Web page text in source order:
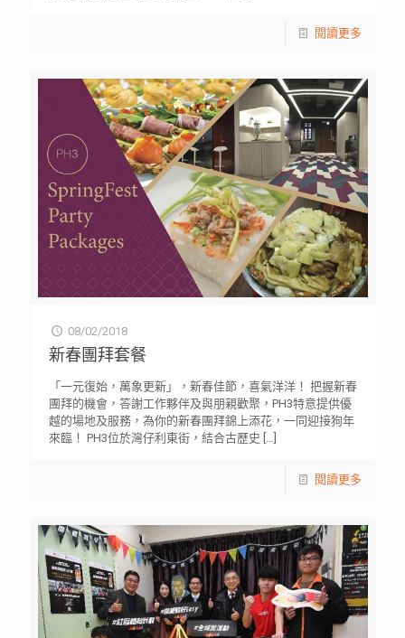
閱讀更多
08/02/2018
新春團拜套餐
「一元復始，萬象更新」，新春佳節，喜氣洋洋！ 把握新春
團拜的機會，答謝工作夥伴及與朋親歡聚，PH3特意提供優
越的場地及服務，為你的新春團拜錦上添花，一同迎接狗年
來臨！ PH3位於灣仔利東街，結合古歷史 […]
閱讀更多